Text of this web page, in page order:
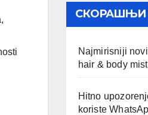
СКОРАШЊИ
Najmirisniji
hair & body mist
Hitno
koriste